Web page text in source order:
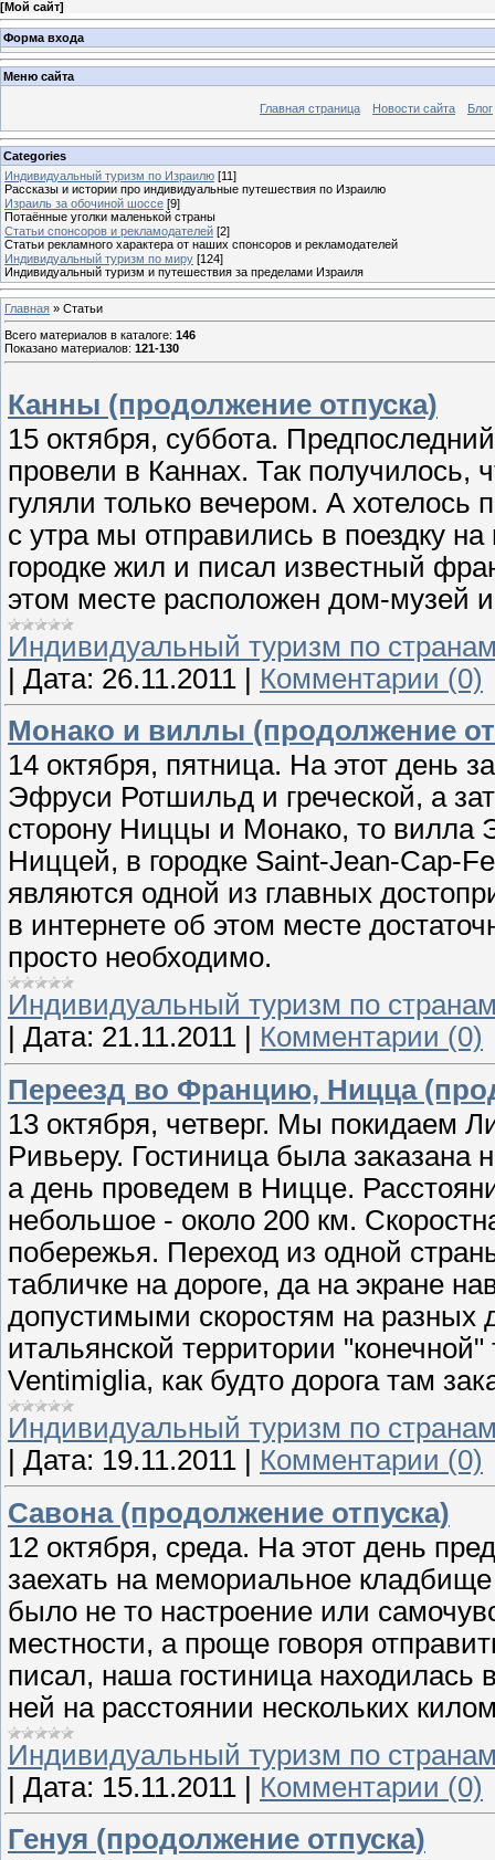
[Мой сайт]
Форма входа
Меню сайта
Главная страница Новости сайта Блог
Categories
Индивидуальный туризм по Израилю [11]
Рассказы и истории про индивидуальные путешествия по Израилю
Израиль за обочиной шоссе [9]
Потаённые уголки маленькой страны
Статьи спонсоров и рекламодателей [2]
Статьи рекламного характера от наших спонсоров и рекламодателей
Индивидуальный туризм по миру [124]
Индивидуальный туризм и путешествия за пределами Израиля
Главная » Статьи
Всего материалов в каталоге: 146
Показано материалов: 121-130
Канны (продолжение отпуска)
15 октября, суббота.
провели в Каннах. Так получилось,
гуляли только вечером. А хотелось
с утра мы отправились в поездку
городке жил и писал известный
этом месте расположен дом-музей
Индивидуальный туризм по
| Дата: 26.11.2011 | Комментарии (0)
Монако и виллы (продолжение
14 октября, пятница. На этот день
Эфруси Ротшильд и греческой, а
сторону Ниццы и Монако, то вилла
Ниццей, в городке Saint-Jean-Cap-
являются одной из главных
в интернете об этом месте
просто необходимо.
Индивидуальный туризм по
Дата: 21.11.2011
Комментарии (0)
Переезд во Францию, Ницца
13 октября, четверг. Мы покидаем
Ривьеру. Гостиница была заказана
а день проведем в Ницце.
небольшое - около 200 км.
побережья. Переход из одной
табличке на дороге, да на экране
допустимыми скоростям на разных
итальянской территории
Ventimiglia, как будто дорога там
Индивидуальный туризм по
Дата: 19.11.2011
Комментарии (0)
Савона (продолжение отпуска)
12 октября, среда. На этот день
заехать на мемориальное
было не то настроение или
местности, а проще говоря
писал, наша гостиница находилась
ней на расстоянии нескольких
Индивидуальный туризм по
| Дата: 15.11.2011 | Комментарии (0)
Генуя (продолжение отпуска)